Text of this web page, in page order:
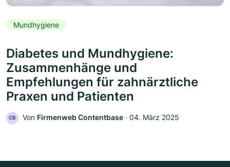
Mundhygiene
Diabetes und Mundhygiene:
Zusammenhänge und
Empfehlungen für zahnärztliche
Praxen und Patienten
CB Von Firmenweb Contentbase ‧ 04. März 2025